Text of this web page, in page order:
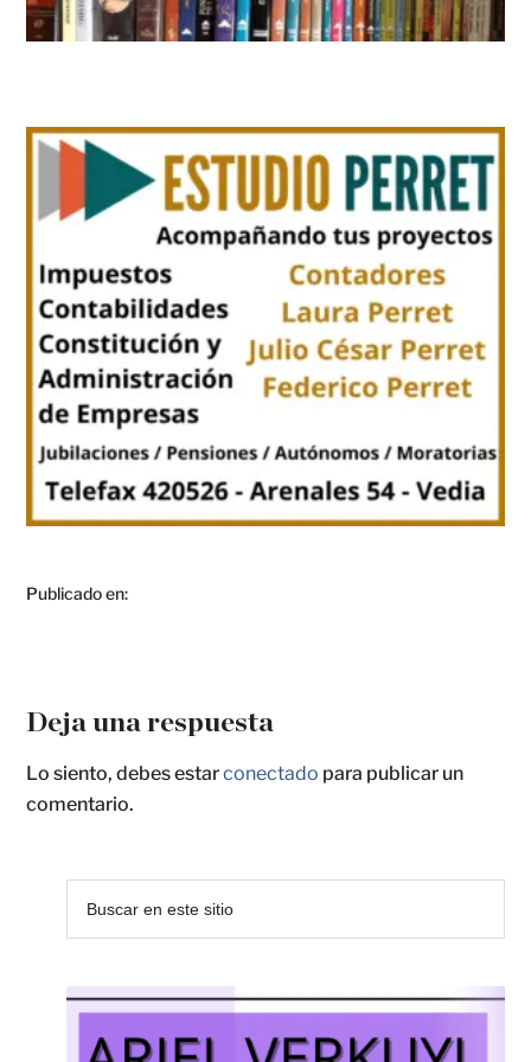
Publicado en:
Deja una respuesta
Lo siento, debes estarconectado para publicar un
comentario.